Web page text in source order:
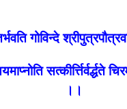
गोविन्दे
।।